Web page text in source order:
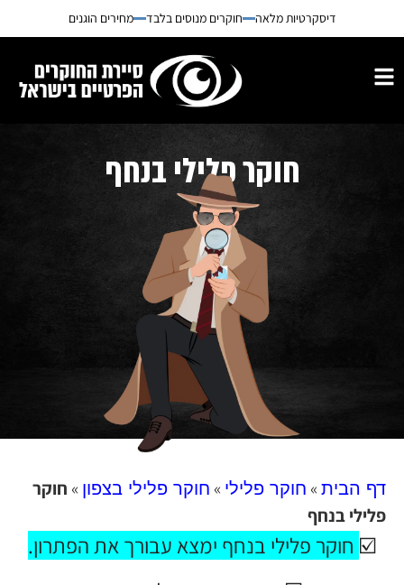
דיסקרטיות מלאה חוקרים מנוסים בלבד מחירים הוגנים
חוקר פלילי בנחף
דף הבית » חוקר פלילי » חוקר פלילי בצפון » חוקר
פלילי בנחף
☑️ חוקר פלילי בנחף ימצא עבורך את הפתרון.